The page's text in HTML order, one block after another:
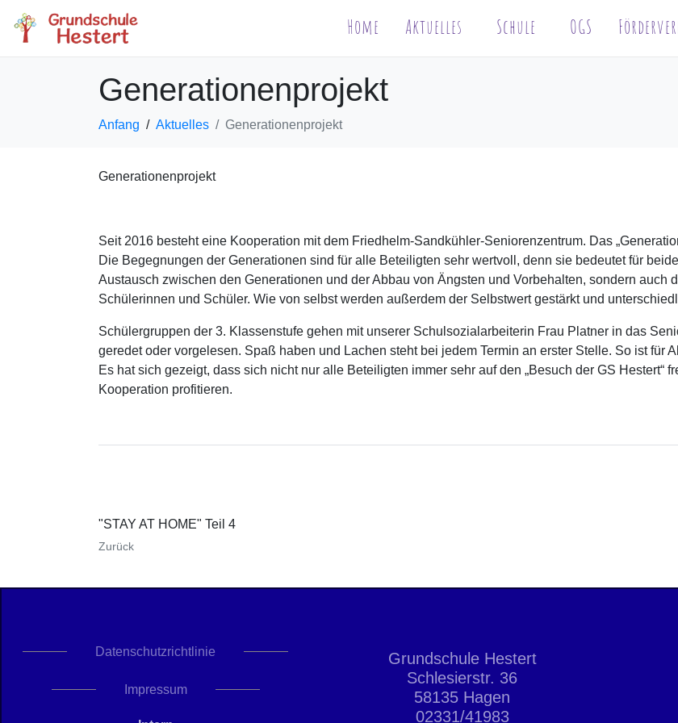
Home Aktuelles Schule OGS
Generationenprojekt
Anfang Aktuelles Generationenprojekt
Generationenprojekt
Seit 2016 besteht eine Kooperation mit dem Friedhelm-Sandkühler-Seniorenzentrum. Das
Die Begegnungen der Generationen sind für alle Beteiligten sehr wertvoll, denn sie bedeutet für
Austausch zwischen den Generationen und der Abbau von Ängsten und Vorbehalten, sondern auch
Schülerinnen und Schüler. Wie von selbst werden außerdem der Selbstwert gestärkt und
Schülergruppen der 3. Klassenstufe gehen mit unserer Schulsozialarbeiterin Frau Platner in das
geredet oder vorgelesen. Spaß haben und Lachen steht bei jedem Termin an erster Stelle. So ist für
Es hat sich gezeigt, dass sich nicht nur alle Beteiligten immer sehr auf den „Besuch der GS Hestert“
Kooperation profitieren.
"STAY AT HOME" Teil 4
Zurück
Datenschutzrichtlinie
Impressum
Grundschule Hestert
Schlesierstr. 36
58135 Hagen
02331/41983